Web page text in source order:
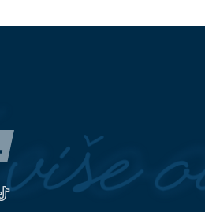
trovanje hranom tokom odmora
"Vidi sve, ne govori ništa" Ana
Nikolić se ponovo oglasila nakon